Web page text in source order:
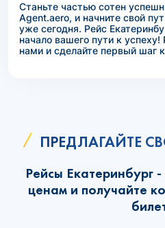
Станьте частью сотен
Agent.aero, и начните свой
уже сегодня. Рейс
начало вашего пути к
нами и сделайте первый шаг
ПРЕДЛАГАЙТЕ
Рейсы Екатеринбург
ценам и получайте